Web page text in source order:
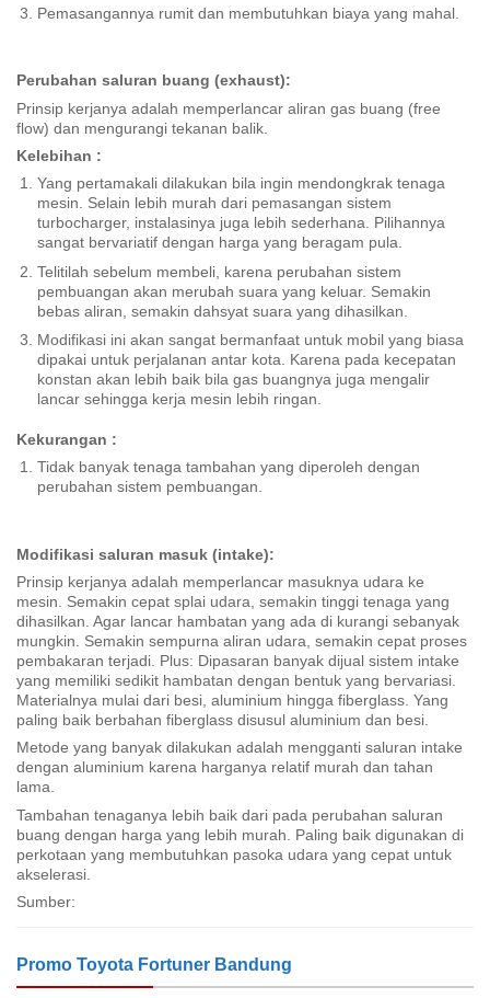
Pemasangannya rumit dan membutuhkan biaya yang mahal.
Perubahan saluran buang (exhaust):
Prinsip kerjanya adalah memperlancar aliran gas buang (free
flow) dan mengurangi tekanan balik.
Kelebihan :
Yang pertamakali dilakukan bila ingin mendongkrak tenaga
mesin. Selain lebih murah dari pemasangan sistem
turbocharger, instalasinya juga lebih sederhana. Pilihannya
sangat bervariatif dengan harga yang beragam pula.
Telitilah sebelum membeli, karena perubahan sistem
pembuangan akan merubah suara yang keluar. Semakin
bebas aliran, semakin dahsyat suara yang dihasilkan.
Modifikasi ini akan sangat bermanfaat untuk mobil yang biasa
dipakai untuk perjalanan antar kota. Karena pada kecepatan
konstan akan lebih baik bila gas buangnya juga mengalir
lancar sehingga kerja mesin lebih ringan.
Kekurangan :
Tidak banyak tenaga tambahan yang diperoleh dengan
perubahan sistem pembuangan.
Modifikasi saluran masuk (intake):
Prinsip kerjanya adalah memperlancar masuknya udara ke
mesin. Semakin cepat splai udara, semakin tinggi tenaga yang
dihasilkan. Agar lancar hambatan yang ada di kurangi sebanyak
mungkin. Semakin sempurna aliran udara, semakin cepat proses
pembakaran terjadi. Plus: Dipasaran banyak dijual sistem intake
yang memiliki sedikit hambatan dengan bentuk yang bervariasi.
Materialnya mulai dari besi, aluminium hingga fiberglass. Yang
paling baik berbahan fiberglass disusul aluminium dan besi.
Metode yang banyak dilakukan adalah mengganti saluran intake
dengan aluminium karena harganya relatif murah dan tahan
lama.
Tambahan tenaganya lebih baik dari pada perubahan saluran
buang dengan harga yang lebih murah. Paling baik digunakan di
perkotaan yang membutuhkan pasoka udara yang cepat untuk
akselerasi.
Sumber:
Promo Toyota Fortuner Bandung